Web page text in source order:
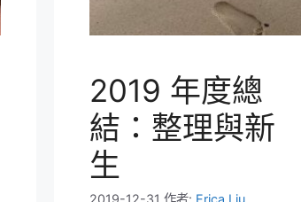
2019 年度總
結：整理與新
生